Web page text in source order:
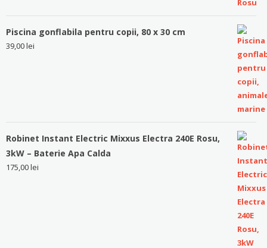
Piscina gonflabila pentru copii, 80 x 30 cm
39,00lei
Robinet Instant Electric Mixxus Electra 240E Rosu,
3kW – Baterie Apa Calda
175,00lei